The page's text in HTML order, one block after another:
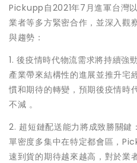
Pickupp自2021年7月進軍台灣
業者等多方緊密合作，並深入觀
與趨勢：
1. 後疫情時代物流需求將持續強
產業帶來結構性的進展並推升宅
慣和期待的轉變，預期後疫情時
不減 。
2. 超短鏈配送能力將成致勝關鍵
單密度多集中在特定都會區，
速到貨的期待越來越高，對於業